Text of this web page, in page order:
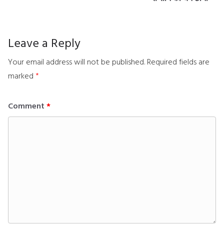
Leave a Reply
Your email address will not be published. Required fields are
marked *
Comment *